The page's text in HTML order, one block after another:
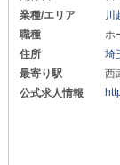
業種/エリア
川
職種
ホ
住所
埼
最寄り駅
西
公式求人情報